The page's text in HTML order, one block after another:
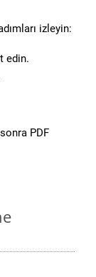
izleyin:
edin.
PDF